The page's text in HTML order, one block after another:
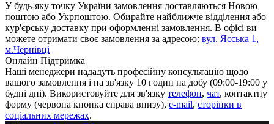
У будь-яку точку України замовлення доставляються Новою
поштою або Укрпоштою. Обирайте найближче відділення або
кур'єрську доставку при оформленні замовлення. В офісі ви
можете отримати своє замовлення за адресою: вул. Ясcька 1,
м.Чернівці
Онлайн Підтримка
Наші менеджери нададуть професійну консультацію щодо
вашого замовлення і на зв'язку 10 годин на добу (09:00-19:00 у
будні дні). Використовуйте для зв'язку телефон, чат, контактну
форму (червона кнопка справа внизу), e-mail, сторінки в
соціальних мережах.